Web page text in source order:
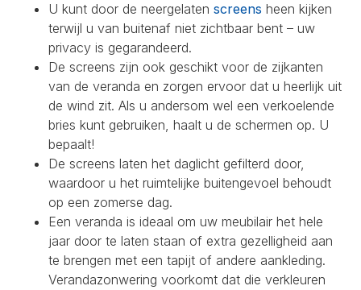
U kunt door de neergelaten screens heen kijken
terwijl u van buitenaf niet zichtbaar bent – uw
privacy is gegarandeerd.
De screens zijn ook geschikt voor de zijkanten
van de veranda en zorgen ervoor dat u heerlijk uit
de wind zit. Als u andersom wel een verkoelende
bries kunt gebruiken, haalt u de schermen op. U
bepaalt!
De screens laten het daglicht gefilterd door,
waardoor u het ruimtelijke buitengevoel behoudt
op een zomerse dag.
Een veranda is ideaal om uw meubilair het hele
jaar door te laten staan of extra gezelligheid aan
te brengen met een tapijt of andere aankleding.
Verandazonwering voorkomt dat die verkleuren